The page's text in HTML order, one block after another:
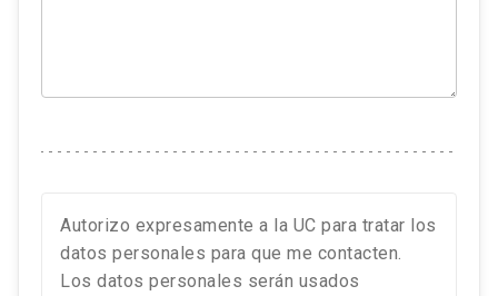
Autorizo expresamente a la UC para tratar los
datos personales para que me contacten.
Los datos personales serán usados